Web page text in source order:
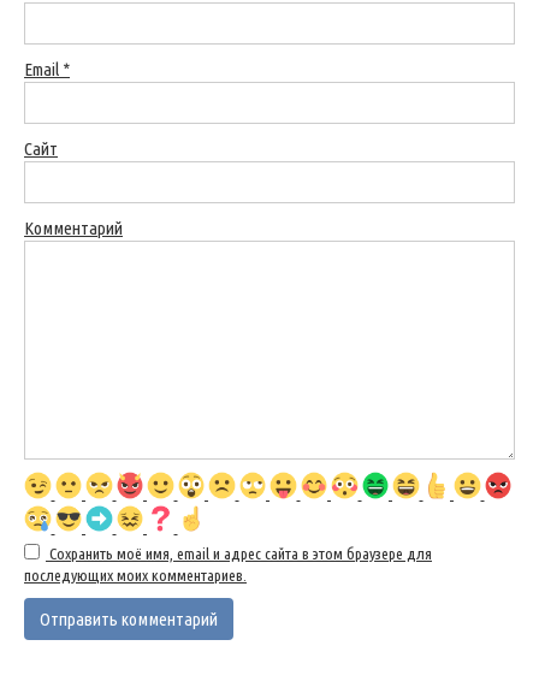
Email *
Сайт
Комментарий
Сохранить моё имя, email и адрес сайта в этом браузере для
последующих моих комментариев.